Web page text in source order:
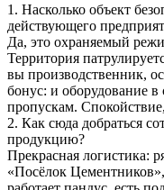
1. Насколько объект
действующего
Да, это охраняемый
Территория
вы производственник,
бонус: и оборудование в
пропускам.
2. Как сюда добраться
продукцию?
Прекрасная логистика:
«Посёлок